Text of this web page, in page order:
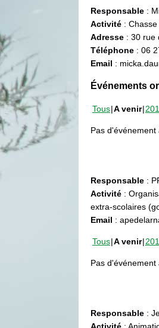
Responsable :
Activité :
Adresse : 30 rue
Téléphone : 06
Email :
Événements
Tous A venir
Pas d'événement
Responsable :
Activité :
extra-scolaires
Email :
Tous A venir
Pas d'événement
Responsable :